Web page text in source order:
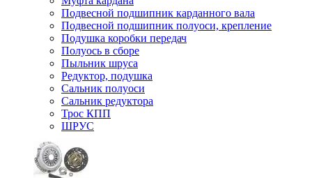
Подвесной подшипник карданного вала
Подвесной подшипник полуоси, крепление
Подушка коробки передач
Полуось в сборе
Пыльник шруса
Редуктор, подушка
Сальник полуоси
Сальник редуктора
Трос КПП
ШРУС